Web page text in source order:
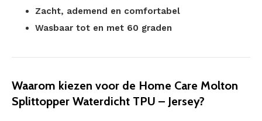
Zacht, ademend en comfortabel
Wasbaar tot en met 60 graden
Waarom kiezen voor de Home Care Molton
Splittopper Waterdicht TPU – Jersey?